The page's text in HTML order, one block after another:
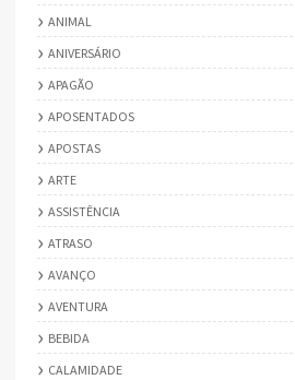
ANIMAL
ANIVERSÁRIO
APAGÃO
APOSENTADOS
APOSTAS
ARTE
ASSISTÊNCIA
ATRASO
AVANÇO
AVENTURA
BEBIDA
CALAMIDADE